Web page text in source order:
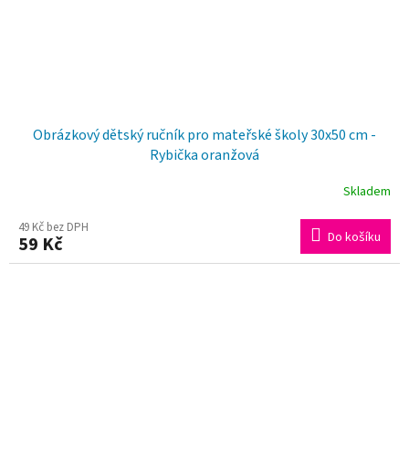
Obrázkový dětský ručník pro mateřské školy 30x50 cm -
Rybička oranžová
Skladem
49 Kč bez DPH
59 Kč Do košíku